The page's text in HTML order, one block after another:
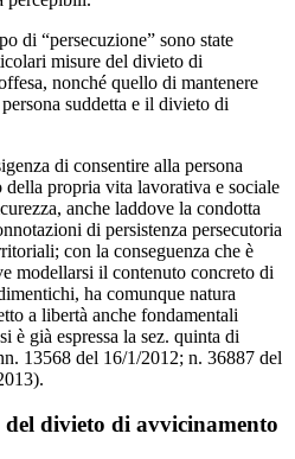
di “persecuzione” sono state
misure del divieto di
nonché quello di mantenere
suddetta e il divieto di
di consentire alla persona
propria vita lavorativa e sociale
anche laddove la condotta
di persistenza persecutoria
con la conseguenza che è
modellarsi il contenuto concreto di
ha comunque natura
a libertà anche fondamentali
è già espressa la sez. quinta di
13568 del 16/1/2012; n. 36887 del
divieto di avvicinamento